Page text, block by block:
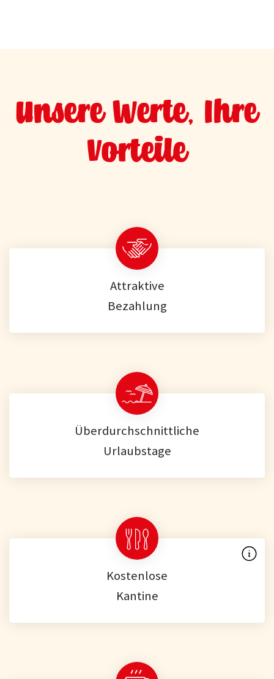
Unsere Werte, Ihre
Vorteile
Attraktive
Bezahlung
Überdurchschnittliche
Urlaubstage
Kostenlose
Kantine